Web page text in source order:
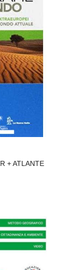
+ ATLANTE